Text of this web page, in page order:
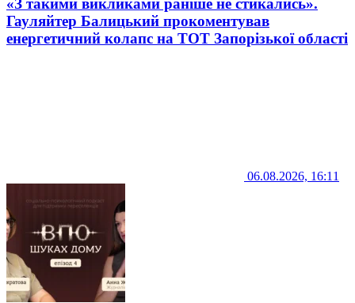
Гауляйтер Балицький прокоментував
енергетичний колапс на ТОТ Запорізької області
06.08.2026, 16:11